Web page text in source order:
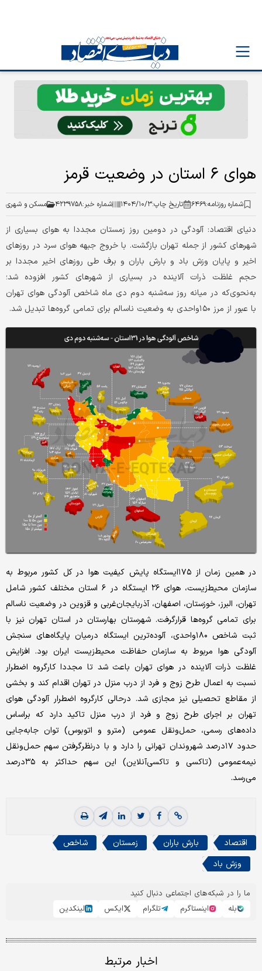
هوای ۶ استان در وضعیت قرمز
شماره روزنامه:۶۴۶۹ تاریخ چاپ:۱۴۰۴/۱۰/۳ شماره خبر:۴۲۳۹۷۵۸ مسکن و شهری
دنیای‌ اقتصاد: آلودگی در دومین روز زمستان مجددا به هوای بسیاری از
شهرهای کشور از جمله تهران بازگشت. با خروج جبهه هوای سرد در روزهای
اخیر و پایان وزش باد و بارش باران و برف طی روزهای اخیر مجددا بر
حجم غلظت ذرات آلاینده در بسیاری از شهرهای کشور افزوده شد؛
به‌‌‌‌‌نحوی‌که در میانه روز سه‌شنبه دوم دی ماه شاخص آلودگی هوای تهران
با عبور از مرز ۱۵۰‌واحدی به وضعیت ناسالم برای تمامی گروه‌ها تبدیل شد.
در همین زمان از ۱۷۵ایستگاه پایش کیفیت هوا در کل کشور مربوط به
سازمان محیط‌زیست، هوای ۲۶ ایستگاه در ۶ استان مختلف کشور شامل
تهران، البرز، خوزستان، اصفهان، آذربایجان‌غربی و قزوین در وضعیت ناسالم
برای تمامی گروه‌ها قرارگرفت. شهرستان بهارستان در استان تهران نیز با
ثبت شاخص ۱۸۰‌واحدی، آلوده‌‌‌‌‌ترین ایستگاه درمیان پایگاه‌‌‌‌‌های سنجش
آلودگی هوا مربوط به سازمان حفاظت محیط‌زیست ایران بود. افزایش
غلظت ذرات آلاینده در هوای تهران باعث شد تا مجددا کارگروه اضطرار
نسبت به اعمال طرح زوج و فرد از درب منزل در تهران اقدام کند و بخشی
از مقاطع تحصیلی نیز ‌مجازی شد. درحالی کارگروه اضطرار آلودگی هوای
تهران بر اجرای طرح زوج و فرد از درب منزل تاکید دارد که براساس
داده‌های رسمی، حمل‌ونقل عمومی (مترو و اتوبوس) توان جابه‌‌‌‌‌جایی
حدود ۱۷‌درصد شهروندان تهرانی را دارد و با درنظرگرفتن سهم حمل‌ونقل
نیمه‌عمومی (تاکسی و تاکسی‌آنلاین) این سهم حداکثر به ۳۵‌درصد
می‌رسد.
اقتصاد بارش باران زمستان
شاخص
وزش باد
ما را در شبکه‌های اجتماعی دنبال کنید
بله
اینستاگرم تلگرام ایکس لینکدین
اخبار مرتبط